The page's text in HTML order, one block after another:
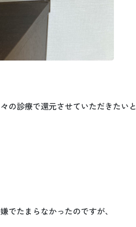
の診療で還元させていただきたいと
でたまらなかったのですが、